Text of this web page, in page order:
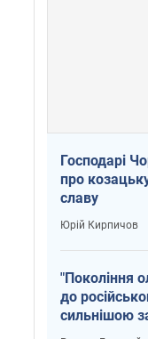
Господарі
про
славу
Юрій Кирпичов
"Покоління
до
сильнішою